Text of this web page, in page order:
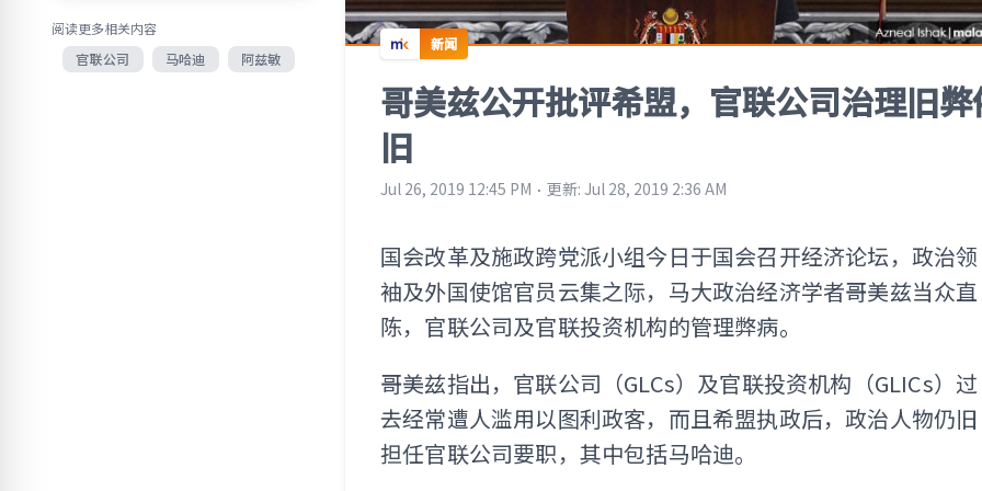
阅读更多相关内容
官联公司
马哈迪 阿兹敏
新闻
哥美兹公开批评希盟，官联公司治理旧弊
旧
Jul 26, 2019 12:45 PM ⋅ 更新: Jul 28, 2019 2:36 AM
国会改革及施政跨党派小组今日于国会召开经济论坛，政治领
袖及外国使馆官员云集之际，马大政治经济学者哥美兹当众直
陈，官联公司及官联投资机构的管理弊病。
哥美兹指出，官联公司（GLCs）及官联投资机构（GLICs）过
去经常遭人滥用以图利政客，而且希盟执政后，政治人物仍旧
担任官联公司要职，其中包括马哈迪。